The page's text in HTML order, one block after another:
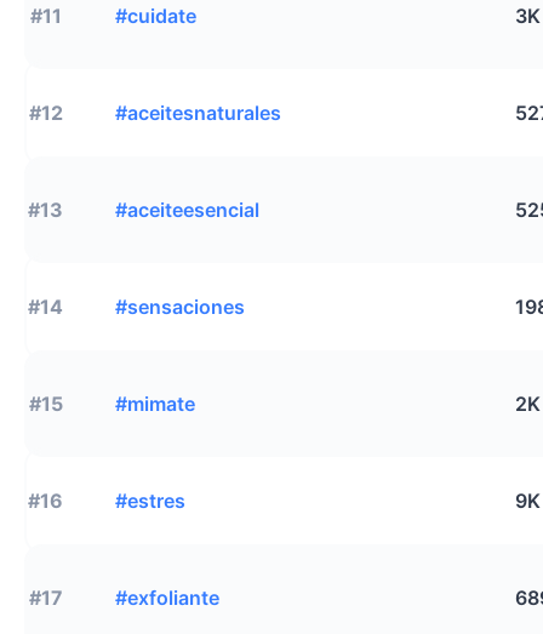
#11 #cuidate 3K
#12 #aceitesnaturales
#13 #aceiteesencial
#14 #sensaciones
#15 #mimate 2K
#16 #estres 9K
#17 #exfoliante